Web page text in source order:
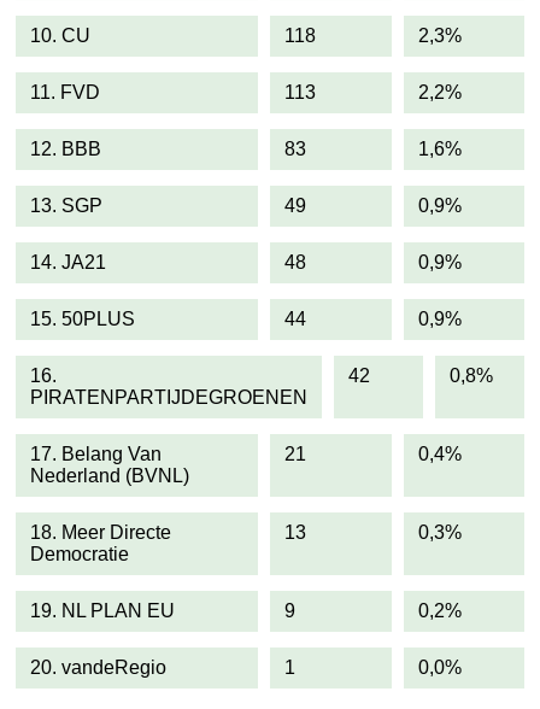
10. CU 118 2,3%
11. FVD 113 2,2%
12. BBB 83 1,6%
13. SGP 49 0,9%
14. JA21 48 0,9%
15. 50PLUS 44 0,9%
16.
PIRATENPARTIJDEGROENEN
42 0,8%
17. Belang Van
Nederland (BVNL)
21 0,4%
18. Meer Directe
Democratie
13 0,3%
19. NL PLAN EU 9 0,2%
20. vandeRegio 1 0,0%